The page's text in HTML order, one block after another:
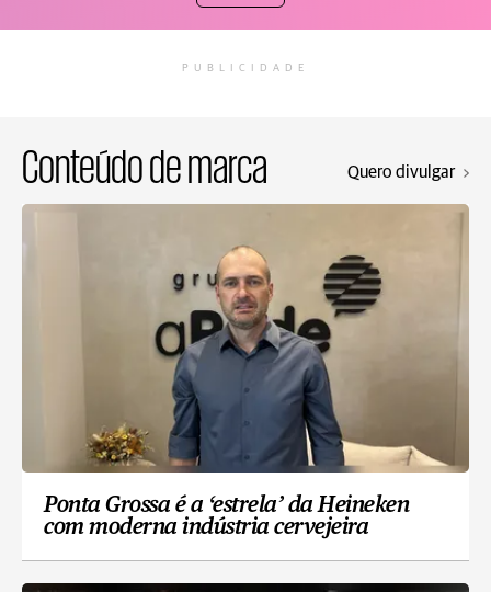
PUBLICIDADE
Conteúdo de marca Quero divulgar
Ponta Grossa é a ‘estrela’ da Heineken
com moderna indústria cervejeira